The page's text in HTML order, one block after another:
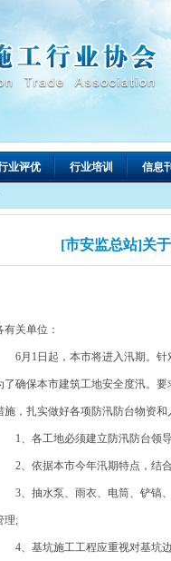
业评优 行业培训 信息
[市安监总站]关
有关单位：
6月1日起，本市将进入汛期。针
了确保本市建筑工地安全度汛。
施，扎实做好各项防汛防台物资
1、各工地必须建立防汛防台领导
2、依据本市今年汛期特点，结合
3、抽水泵、雨衣、电筒、铲镐、
理;
4、基坑施工工程应重视对基坑边